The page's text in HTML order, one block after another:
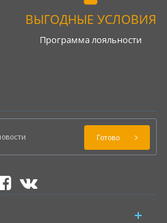
ВЫГОДНЫЕ УСЛОВИЯ
Программа лояльности
Готово